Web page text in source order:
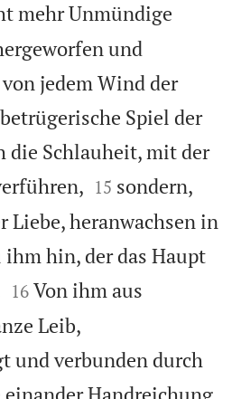
mehr Unmündige
und
jedem Wind der
Spiel der
die Schlauheit, mit der


15 sondern,
Liebe, heranwachsen in
hin, der das Haupt


16 Von ihm aus
Leib,
und verbunden durch